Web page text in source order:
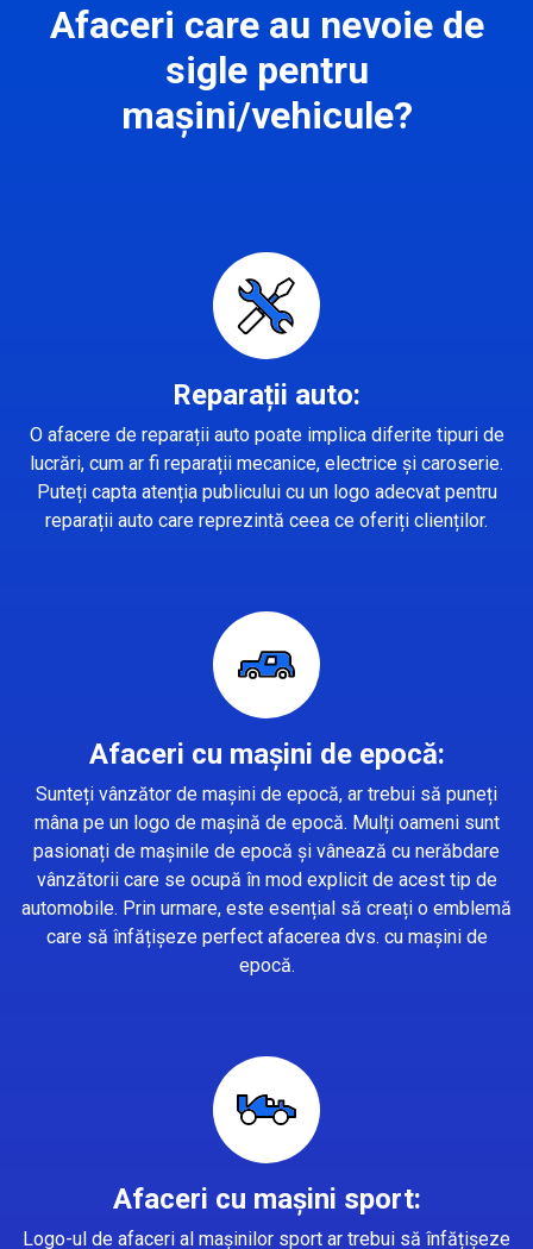
Afaceri care au nevoie de
sigle pentru
mașini/vehicule?
Reparații auto:
O afacere de reparații auto poate implica diferite tipuri de
lucrări, cum ar fi reparații mecanice, electrice și caroserie.
Puteți capta atenția publicului cu un logo adecvat pentru
reparații auto care reprezintă ceea ce oferiți clienților.
Afaceri cu mașini de epocă:
Sunteți vânzător de mașini de epocă, ar trebui să puneți
mâna pe un logo de mașină de epocă. Mulți oameni sunt
pasionați de mașinile de epocă și vânează cu nerăbdare
vânzătorii care se ocupă în mod explicit de acest tip de
automobile. Prin urmare, este esențial să creați o emblemă
care să înfățișeze perfect afacerea dvs. cu mașini de
epocă.
Afaceri cu mașini sport:
Logo-ul de afaceri al mașinilor sport ar trebui să înfățișeze